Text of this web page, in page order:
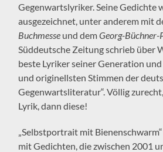
Gegenwartslyriker. Seine Gedichte
ausgezeichnet, unter anderem mit
Buchmesse und demGeorg-Büchner-
Süddeutsche Zeitung schrieb über
beste Lyriker seiner Generation
und originellsten Stimmen der
Gegenwartsliteratur“. Völlig
Lyrik, dann diese!
„Selbstportrait mit
mit Gedichten, die zwischen 2001